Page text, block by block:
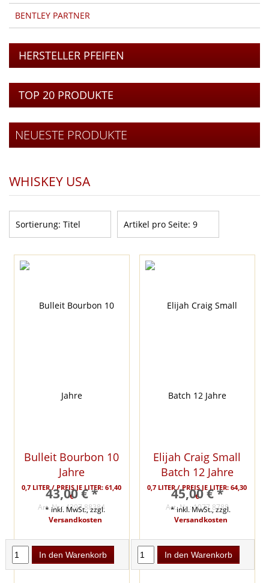
BENTLEY PARTNER
HERSTELLER PFEIFEN
TOP 20 PRODUKTE
NEUESTE PRODUKTE
WHISKEY USA
Sortierung: Titel Artikel pro Seite: 9
Bulleit Bourbon 10
Jahre
0,7 LITER / PREIS JE LITER: 61,40
€
Art. Nr.: 4297 88384
43,00 € *
* inkl. MwSt., zzgl.
Versandkosten
In den Warenkorb
Elijah Craig Small
Batch 12 Jahre
0,7 LITER / PREIS JE LITER: 64,30
€
Art. Nr.: 1077 8788
45,00 € *
* inkl. MwSt., zzgl.
Versandkosten
In den Warenkorb